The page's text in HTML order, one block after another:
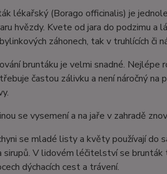
lékařský (Borago officinalis) je
hvězdy. Kvete od jara do podzimu a
záhonech, tak v truhlících či
bruntáku je velmi snadné. Nejlépe
častou zálivku a není náročný na
se vysemení a na jaře v zahradě
se mladé listy a květy používají do
sirupů. V lidovém léčitelství se brunták
dýchacích cest a trávení.